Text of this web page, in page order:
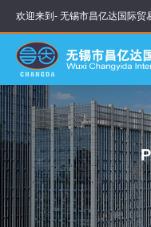
欢迎来到- 无锡市昌亿达国际贸